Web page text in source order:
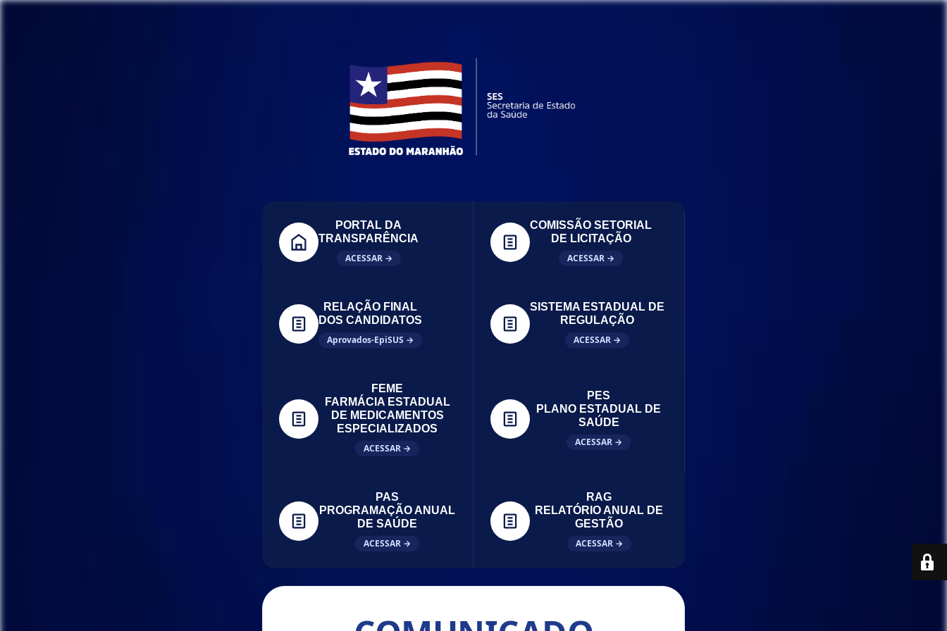
PORTAL DA
TRANSPARÊNCIA
ACESSAR →
COMISSÃO SETORIAL
DE LICITAÇÃO
ACESSAR →
RELAÇÃO FINAL
DOS CANDIDATOS
Aprovados-EpiSUS →
SISTEMA ESTADUAL DE
REGULAÇÃO
ACESSAR →
FEME
FARMÁCIA ESTADUAL
DE MEDICAMENTOS
ESPECIALIZADOS
ACESSAR →
PES
PLANO ESTADUAL DE
SAÚDE
ACESSAR →
PAS
PROGRAMAÇÃO ANUAL
DE SAÚDE
ACESSAR →
RAG
RELATÓRIO ANUAL DE
GESTÃO
ACESSAR →